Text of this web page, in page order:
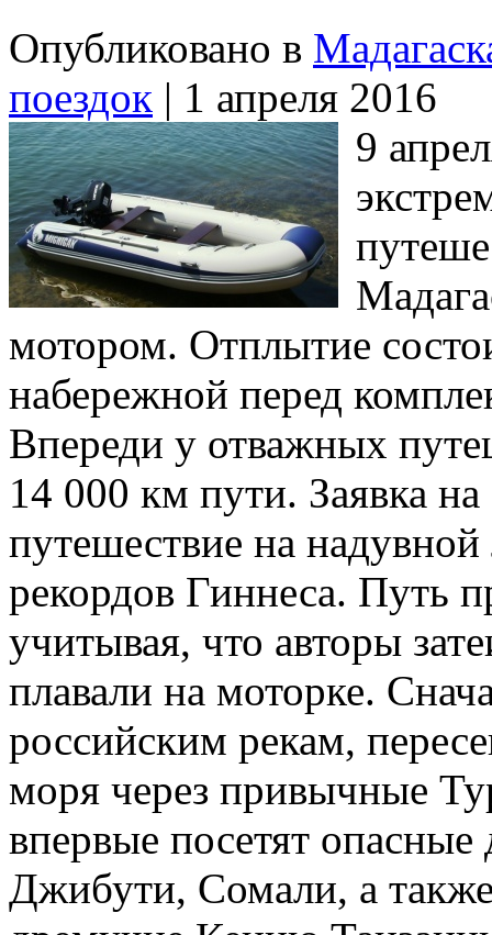
Опубликовано в
поездок | 1 апреля 2016
9
мотором. Отплытие
набережной перед
Впереди у отважных
14 000 км пути. Заявка
путешествие на
рекордов Гиннеса. Путь
учитывая, что авторы
плавали на моторке.
российским рекам,
моря через привычные
впервые посетят
Джибути, Сомали, а